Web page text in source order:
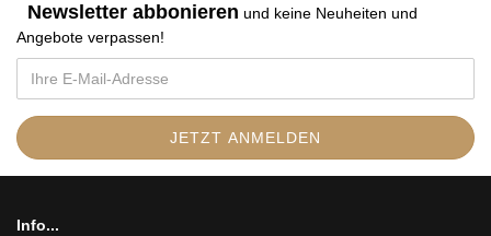
Newsletter abbonieren und keine Neuheiten und
Angebote verpassen!
Info...